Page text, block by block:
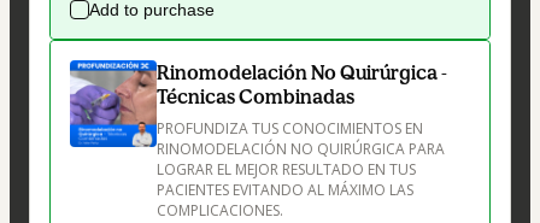
Add to purchase
Rinomodelación No Quirúrgica -
Técnicas Combinadas
PROFUNDIZA TUS CONOCIMIENTOS EN
RINOMODELACIÓN NO QUIRÚRGICA PARA
LOGRAR EL MEJOR RESULTADO EN TUS
PACIENTES EVITANDO AL MÁXIMO LAS
COMPLICACIONES.